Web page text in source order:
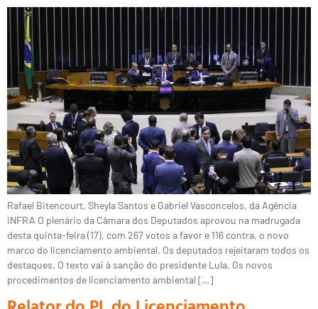
Rafael Bitencourt, Sheyla Santos e Gabriel Vasconcelos, da Agência
iNFRA O plenário da Câmara dos Deputados aprovou na madrugada
desta quinta-feira (17), com 267 votos a favor e 116 contra, o novo
marco do licenciamento ambiental. Os deputados rejeitaram todos os
destaques. O texto vai à sanção do presidente Lula. Os novos
procedimentos de licenciamento ambiental […]